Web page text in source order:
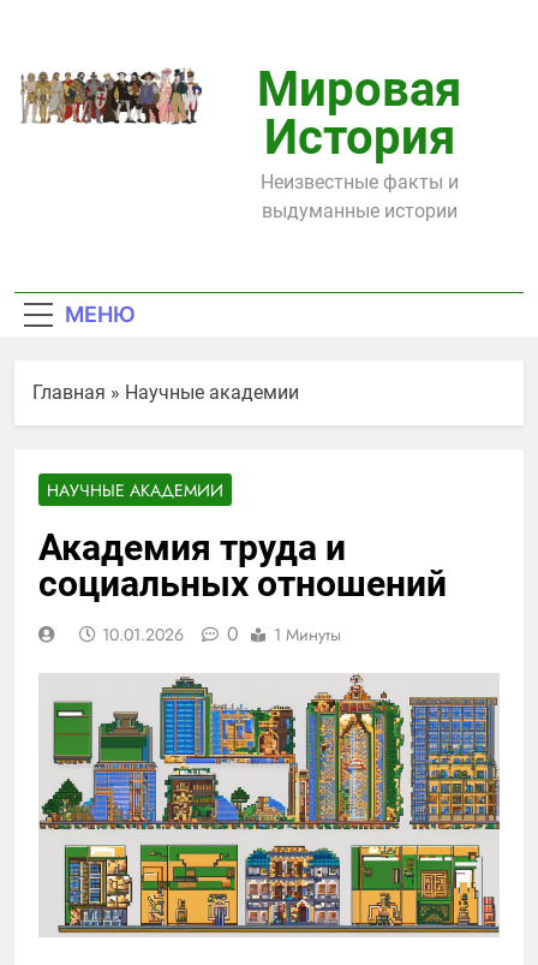
содержимому
Мировая
История
Неизвестные факты и
выдуманные истории
МЕНЮ
Главная » Научные академии
НАУЧНЫЕ АКАДЕМИИ
Академия труда и
социальных отношений
10.01.2026 0 1 Минуты